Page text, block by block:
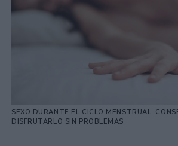
SEXO DURANTE EL CICLO MENSTRUAL:
DISFRUTARLO SIN PROBLEMAS